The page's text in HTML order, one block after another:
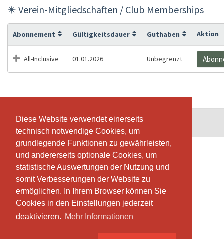
Diese Website verwendet einerseits
technisch notwendige Cookies, um
grundlegende Funktionen zu gewährleisten,
und andererseits optionale Cookies, um
statistische Auswertungen der Nutzung und
somit Verbesserungen der Website zu
ermöglichen. In Ihrem Browser können Sie
Cookies in den Einstellungen jederzeit
deaktivieren. Mehr Informationen
Diese Website verwendet einerseits
technisch notwendige Cookies, um
grundlegende Funktionen zu gewährleisten,
und andererseits optionale Cookies, um
statistische Auswertungen der Nutzung und
somit Verbesserungen der Website zu
ermöglichen. In Ihrem Browser können Sie
Cookies in den Einstellungen jederzeit
deaktivieren. Mehr Informationen
✴️ Verein-Mitgliedschaften / Club Memberships
Abonnement Gültigkeitsdauer Guthaben Aktion
All-Inclusive 01.01.2026 Unbegrenzt
© SportsNow® 2026. Die Schweizer Software für dein Studio.